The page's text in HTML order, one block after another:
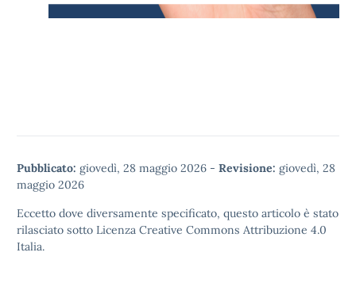
Pubblicato: giovedì, 28 maggio 2026 - Revisione: giovedì, 28
maggio 2026
Eccetto dove diversamente specificato, questo articolo è stato
rilasciato sotto Licenza Creative Commons Attribuzione 4.0
Italia.